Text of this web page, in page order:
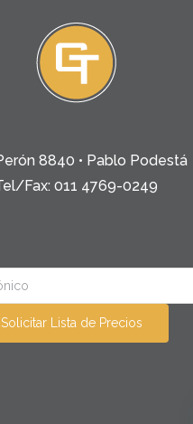
8840 • Pablo Podestá
Fax: 011 4769-0249